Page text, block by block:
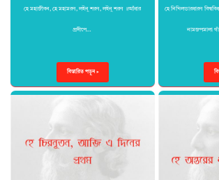
হে মহাজীবন, হে মহামরণ, লইনু শরণ, লইনু শরণ ॥আঁধার
প্রদীপে…
বিস্তারিত পড়ুন »
হে নিখিলভারধারণ
নামজপমালা